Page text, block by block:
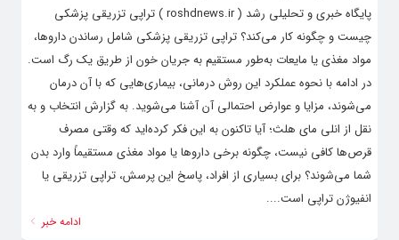
پایگاه خبری و تحلیلی رشد ( roshdnews.ir ) تراپی تزریقی پزشکی
چیست و چگونه کار می‌کند؟ تراپی تزریقی پزشکی شامل رساندن داروها،
مواد مغذی یا مایعات به‌طور مستقیم به جریان خون از طریق یک رگ است.
در ادامه با نحوه عملکرد این روش درمانی، بیماری‌هایی که با آن درمان
می‌شوند، مزایا و عوارض احتمالی آن آشنا می‌شوید. به گزارش انتخاب و به
نقل از انلی مای هلث؛ آیا تاکنون به این فکر کرده‌اید که وقتی مصرف
قرص‌ها کافی نیست، چگونه برخی داروها یا مواد مغذی مستقیماً وارد بدن
شما می‌شوند؟ برای بسیاری از افراد، پاسخ این پرسش، تراپی تزریقی یا
انفیوژن تراپی است....
ادامه خبر